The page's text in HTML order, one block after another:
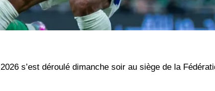
s’est déroulé dimanche soir au siège de la